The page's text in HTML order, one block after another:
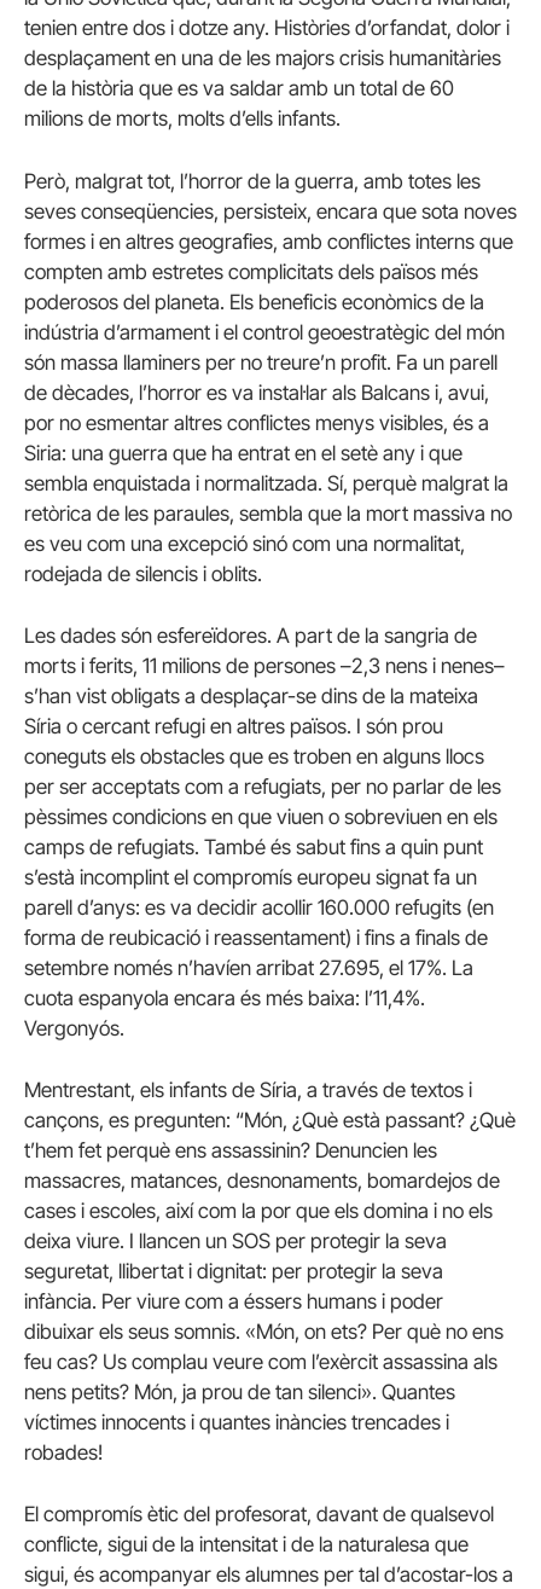
tenien entre dos i dotze any. Històries d’orfandat, dolor i
desplaçament en una de les majors crisis humanitàries
de la història que es va saldar amb un total de 60
milions de morts, molts d’ells infants.
Però, malgrat tot, l’horror de la guerra, amb totes les
seves conseqüencies, persisteix, encara que sota noves
formes i en altres geografies, amb conflictes interns que
compten amb estretes complicitats dels països més
poderosos del planeta. Els beneficis econòmics de la
indústria d’armament i el control geoestratègic del món
són massa llaminers per no treure’n profit. Fa un parell
de dècades, l’horror es va instal·lar als Balcans i, avui,
por no esmentar altres conflictes menys visibles, és a
Siria: una guerra que ha entrat en el setè any i que
sembla enquistada i normalitzada. Sí, perquè malgrat la
retòrica de les paraules, sembla que la mort massiva no
es veu com una excepció sinó com una normalitat,
rodejada de silencis i oblits.
Les dades són esfereïdores. A part de la sangria de
morts i ferits, 11 milions de persones –2,3 nens i nenes–
s’han vist obligats a desplaçar-se dins de la mateixa
Síria o cercant refugi en altres països. I són prou
coneguts els obstacles que es troben en alguns llocs
per ser acceptats com a refugiats, per no parlar de les
pèssimes condicions en que viuen o sobreviuen en els
camps de refugiats. També és sabut fins a quin punt
s’està incomplint el compromís europeu signat fa un
parell d’anys: es va decidir acollir 160.000 refugits (en
forma de reubicació i reassentament) i fins a finals de
setembre només n’havíen arribat 27.695, el 17%. La
cuota espanyola encara és més baixa: l’11,4%.
Vergonyós.
Mentrestant, els infants de Síria, a través de textos i
cançons, es pregunten: “Món, ¿Què està passant? ¿Què
t’hem fet perquè ens assassinin? Denuncien les
massacres, matances, desnonaments, bomardejos de
cases i escoles, així com la por que els domina i no els
deixa viure. I llancen un SOS per protegir la seva
seguretat, llibertat i dignitat: per protegir la seva
infància. Per viure com a éssers humans i poder
dibuixar els seus somnis. «Món, on ets? Per què no ens
feu cas? Us complau veure com l’exèrcit assassina als
nens petits? Món, ja prou de tan silenci». Quantes
víctimes innocents i quantes inàncies trencades i
robades!
El compromís ètic del profesorat, davant de qualsevol
conflicte, sigui de la intensitat i de la naturalesa que
sigui, és acompanyar els alumnes per tal d’acostar-los a